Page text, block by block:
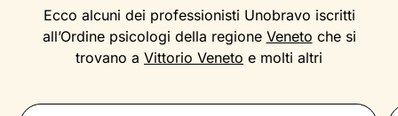
Ecco alcuni dei professionisti Unobravo iscritti
all’Ordine psicologi della regione Veneto che si
trovano a Vittorio Veneto e molti altri